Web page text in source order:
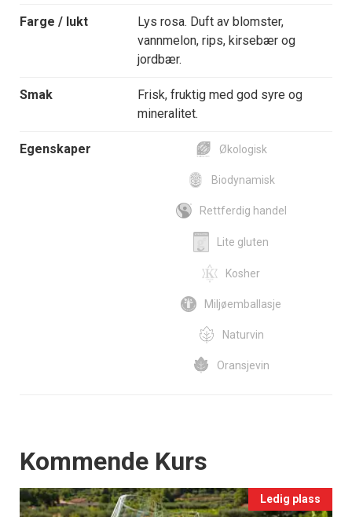
Farge / lukt
Lys rosa. Duft av blomster,
vannmelon, rips, kirsebær og
jordbær.
Smak
Frisk, fruktig med god syre og
mineralitet.
Egenskaper Økologisk
Biodynamisk
Rettferdig handel
Lite gluten
Kosher
Miljøemballasje
Naturvin
Oransjevin
Events
Kommende Kurs
Ledig plass